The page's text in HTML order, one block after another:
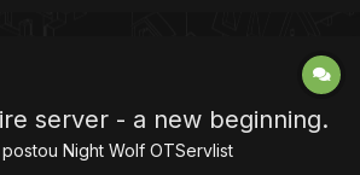
server - a new beginning.
Night Wolf OTServlist